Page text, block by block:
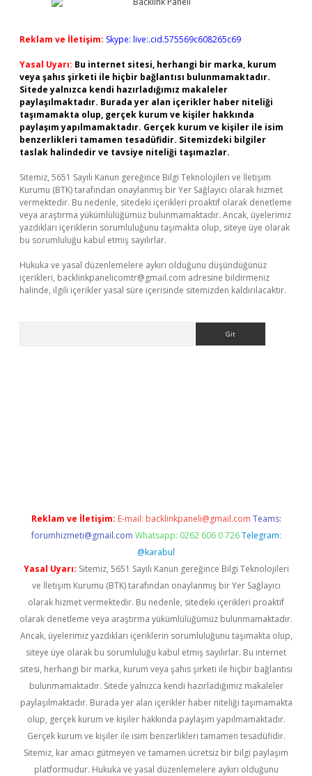
Reklam ve İletişim: Skype: live:.cid.575569c608265c69
Yasal Uyarı: Bu internet sitesi, herhangi bir marka, kurum
veya şahıs şirketi ile hiçbir bağlantısı bulunmamaktadır.
Sitede yalnızca kendi hazırladığımız makaleler
paylaşılmaktadır. Burada yer alan içerikler haber niteliği
taşımamakta olup, gerçek kurum ve kişiler hakkında
paylaşım yapılmamaktadır. Gerçek kurum ve kişiler ile isim
benzerlikleri tamamen tesadüfidir. Sitemizdeki bilgiler
taslak halindedir ve tavsiye niteliği taşımazlar.
Sitemiz, 5651 Sayılı Kanun gereğince Bilgi Teknolojileri ve İletişim
Kurumu (BTK) tarafından onaylanmış bir Yer Sağlayıcı olarak hizmet
vermektedir. Bu nedenle, sitedeki içerikleri proaktif olarak denetleme
veya araştırma yükümlülüğümüz bulunmamaktadır. Ancak, üyelerimiz
yazdıkları içeriklerin sorumluluğunu taşımakta olup, siteye üye olarak
bu sorumluluğu kabul etmiş sayılırlar.
Hukuka ve yasal düzenlemelere aykırı olduğunu düşündüğünüz
içerikleri, backlinkpanelicomtr@gmail.com adresine bildirmeniz
halinde, ilgili içerikler yasal süre içerisinde sitemizden kaldırılacaktır.
Reklam ve İletişim: E-mail: backlinkpaneli@gmail.com Teams:
forumhizmeti@gmail.com Whatsapp: 0262 606 0 726 Telegram:
@karabul
Yasal Uyarı: Sitemiz, 5651 Sayılı Kanun gereğince Bilgi Teknolojileri
ve İletişim Kurumu (BTK) tarafından onaylanmış bir Yer Sağlayıcı
olarak hizmet vermektedir. Bu nedenle, sitedeki içerikleri proaktif
olarak denetleme veya araştırma yükümlülüğümüz bulunmamaktadır.
Ancak, üyelerimiz yazdıkları içeriklerin sorumluluğunu taşımakta olup,
siteye üye olarak bu sorumluluğu kabul etmiş sayılırlar. Bu internet
sitesi, herhangi bir marka, kurum veya şahıs şirketi ile hiçbir bağlantısı
bulunmamaktadır. Sitede yalnızca kendi hazırladığımız makaleler
paylaşılmaktadır. Burada yer alan içerikler haber niteliği taşımamakta
olup, gerçek kurum ve kişiler hakkında paylaşım yapılmamaktadır.
Gerçek kurum ve kişiler ile isim benzerlikleri tamamen tesadüfidir.
Sitemiz, kar amacı gütmeyen ve tamamen ücretsiz bir bilgi paylaşım
platformudur. Hukuka ve yasal düzenlemelere aykırı olduğunu